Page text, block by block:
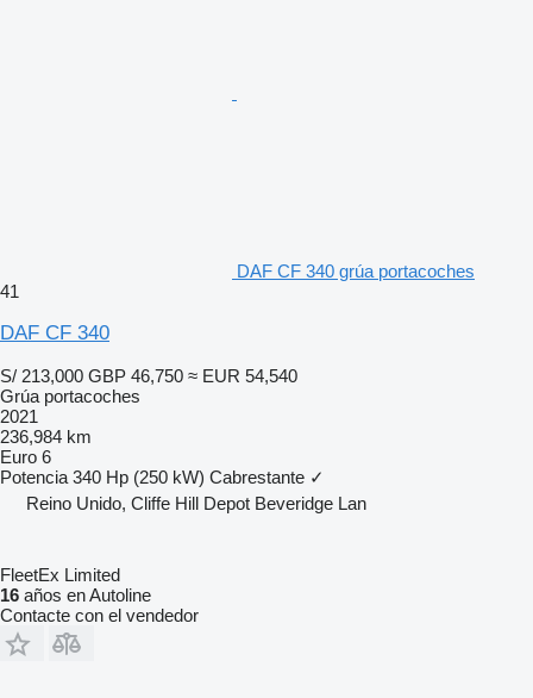
DAF CF 340 grúa portacoches
41
DAF CF 340
S/ 213,000 GBP 46,750 ≈ EUR 54,540
Grúa portacoches
2021
236,984 km
Euro 6
Potencia 340 Hp (250 kW) Cabrestante ✓
Reino Unido, Cliffe Hill Depot Beveridge Lan
FleetEx Limited
16 años en Autoline
Contacte con el vendedor